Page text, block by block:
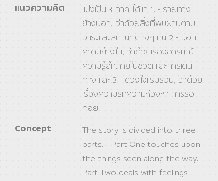
แนวความคิด
แบ่งเป็น 3 ภาค ได้แก่ 1. - รายทาง
ข้างนอก, ว่าด้วยสิ่งที่พบผ่านตาม
วาระและสถานที่ต่างๆ กัน 2 - บอก
ความข้างใน, ว่าด้วยเรื่องอารมณ์
ความรู้สึกภายในชีวิต และการเดิน
ทาง และ 3 - ดวงใจแรมรอน, ว่าด้วย
เรื่องความรักความห่วงหา การรอ
คอย
Concept
The story is divided into three
parts. Part One touches upon
the things seen along the way.
Part Two deals with feelings